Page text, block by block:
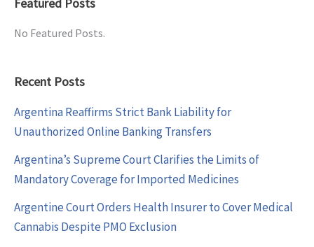
No Featured Posts.
Recent Posts
Argentina Reaffirms Strict Bank Liability for
Unauthorized Online Banking Transfers
Argentina’s Supreme Court Clarifies the Limits of
Mandatory Coverage for Imported Medicines
Argentine Court Orders Health Insurer to Cover Medical
Cannabis Despite PMO Exclusion